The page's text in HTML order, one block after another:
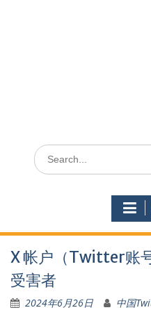
Search
for:
X 帐户（Twitter账
受害者
2024年6月26日 中国